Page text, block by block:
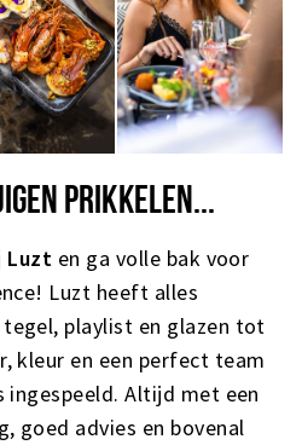
PRIKKELEN...
Luzt en ga volle bak voor
Luzt heeft alles
playlist en glazen tot
kleur en een perfect team
Altijd met een
goed advies en bovenal